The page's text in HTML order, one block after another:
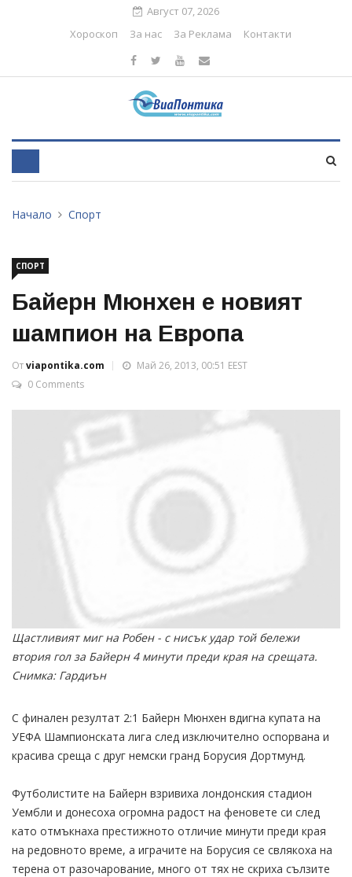
Август 07, 2026
Хороскоп
За нас За Реклама Контакти
Начало Спорт
СПОРТ
Байерн Мюнхен е новият
шампион на Европа
Отviapontika.com
Май 26, 2013, 00:51 EEST
0 Comments
Щастливият миг на Робен - с нисък удар той бележи
втория гол за Байерн 4 минути преди края на срещата.
Снимка: Гардиън
С финален резултат 2:1 Байерн Мюнхен вдигна купата на
УЕФА Шампионската лига след изключително оспорвана и
красива среща с друг немски гранд Борyсия Дортмунд.
Футболистите на Байерн взривиха лондонския стадион
Уембли и донесоха огромна радост на феновете си след
като отмъкнаха престижното отличие минути преди края
на редовното време, а играчите на Борусия се свлякоха на
терена от разочарование, много от тях не скриха сълзите